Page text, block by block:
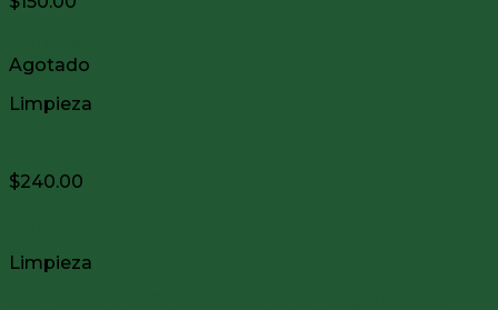
Agotado
Limpieza
$240.00
Limpieza